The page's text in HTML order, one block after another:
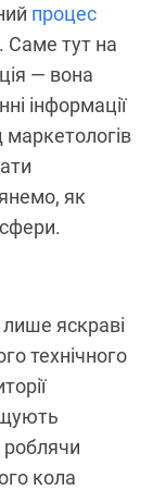
процес
. Саме тут на
— вона
інформації
маркетологів
як
яскраві
технічного
роблячи
кола